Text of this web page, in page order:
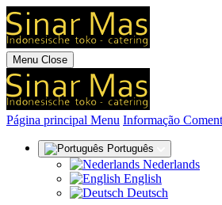
Menu Close
Página principal (actual)
Menu Informação
Português
Nederlands
English
Deutsch